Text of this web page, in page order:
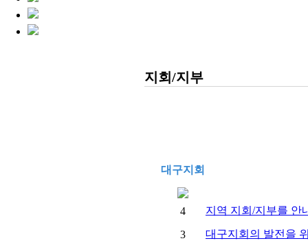
지회/지부
대구지회
4 지역 지회/지부를 안
3 대구지회의 발전을